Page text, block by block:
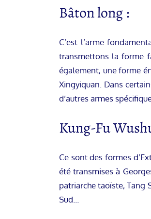
Bâton long :
C’est l’arme
transmettons la forme
également, une forme
Xingyiquan. Dans
d’autres armes
Kung-Fu
Ce sont des formes
été transmises à
patriarche taoïste, Tang
Sud…